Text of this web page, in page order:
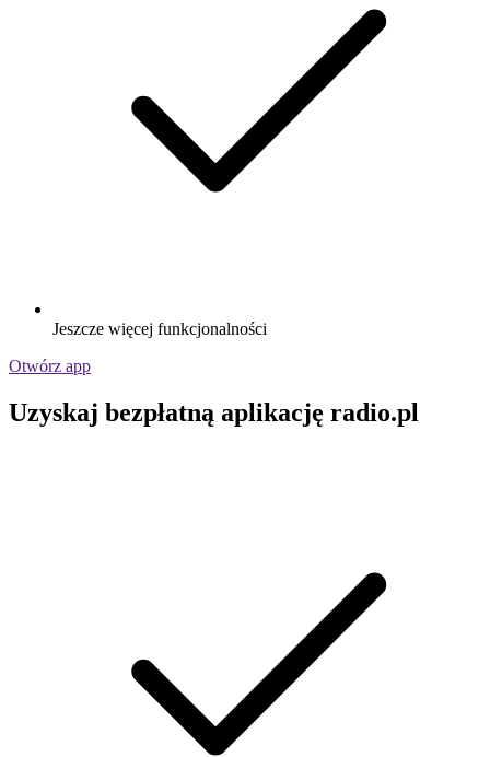
Jeszcze więcej funkcjonalności
Otwórz app
Uzyskaj bezpłatną aplikację radio.pl